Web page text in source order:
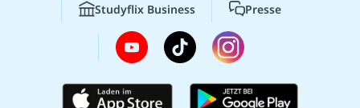
Studyflix Business Presse